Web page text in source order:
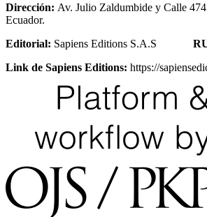
Dirección: Av. Julio Zaldumbide y Calle
Ecuador.
Editorial: Sapiens Editions S.A.S
Link de Sapiens Editions: https://